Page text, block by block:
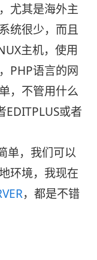
尤其是海外主
统很少，而且
主机，使用
PHP语言的网
，不管用什么
或者
单，我们可以
环境，我现在
，都是不错